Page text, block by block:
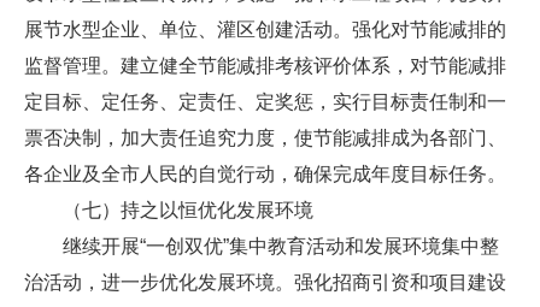
展节水型企业、单位、灌区创建活动。强化对节能减排的
监督管理。建立健全节能减排考核评价体系，对节能减排
定目标、定任务、定责任、定奖惩，实行目标责任制和一
票否决制，加大责任追究力度，使节能减排成为各部门、
各企业及全市人民的自觉行动，确保完成年度目标任务。
（七）持之以恒优化发展环境
继续开展“一创双优”集中教育活动和发展环境集中整
治活动，进一步优化发展环境。强化招商引资和项目建设